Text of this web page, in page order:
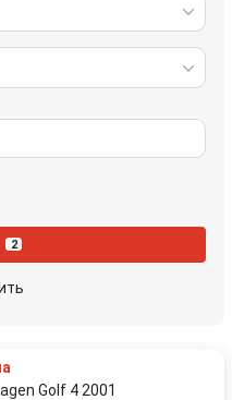
Mercedes-Benz
Opel
Skoda
2
Golf 4 2001